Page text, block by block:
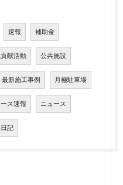
速報 補助金
献活動 公共施設
最新施工事例 月極駐車場
ス速報 ニュース
記